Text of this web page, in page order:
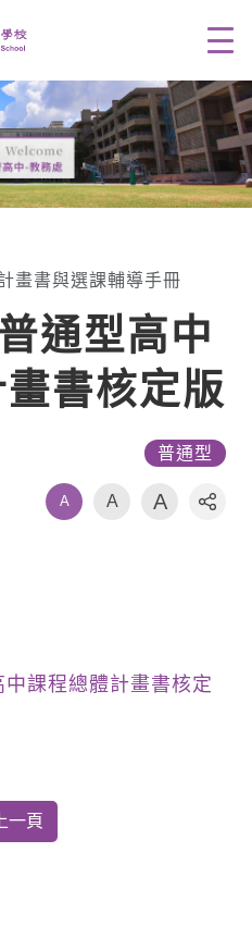
畫書與選課輔導手冊
通型高中
書核定版
普通型
A A A
社
課程總體計畫書核定